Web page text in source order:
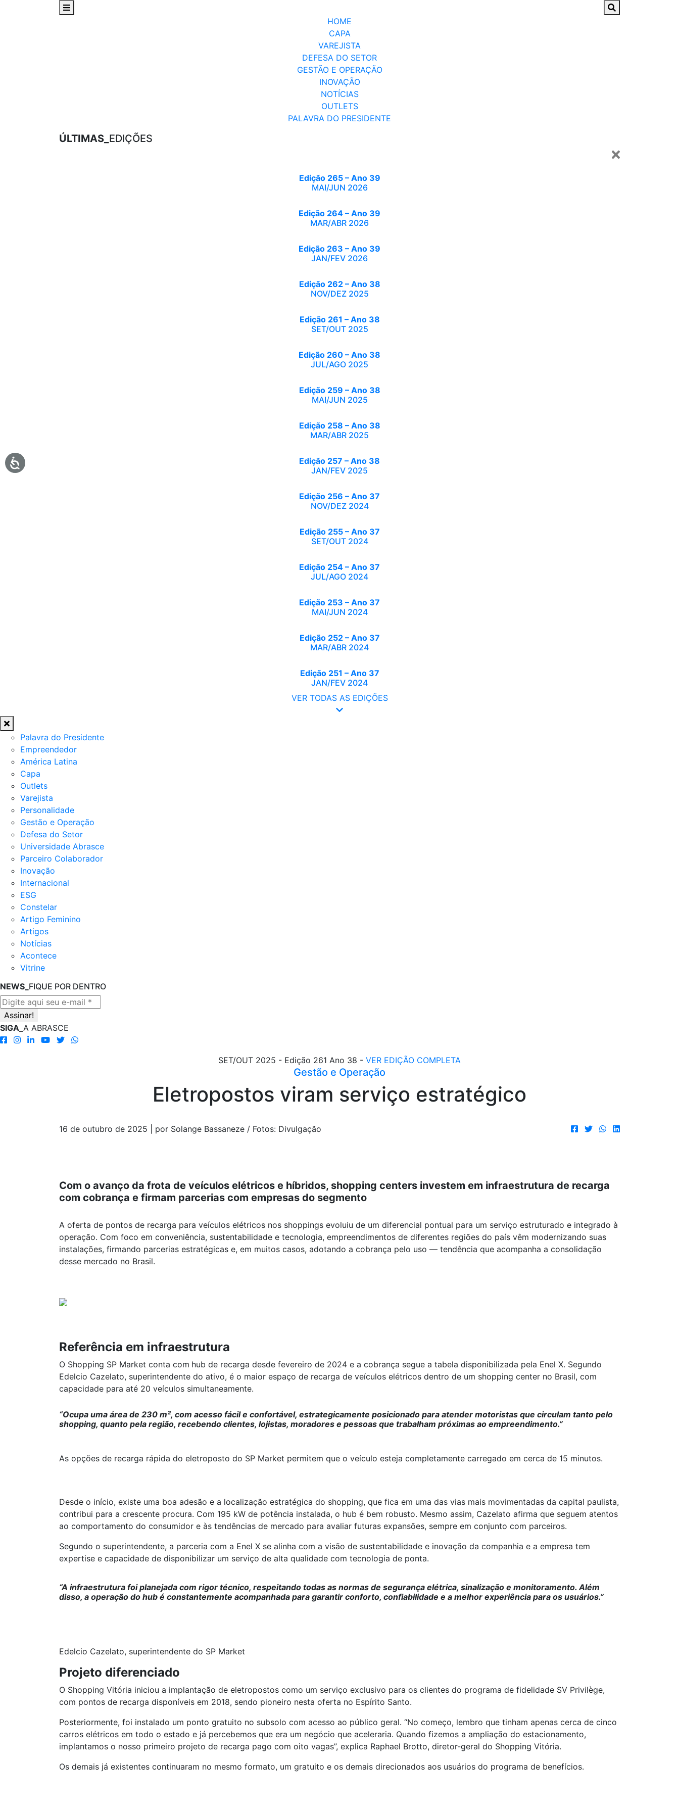
HOME
CAPA
VAREJISTA
DEFESA DO SETOR
GESTÃO E OPERAÇÃO
INOVAÇÃO
NOTÍCIAS
OUTLETS
PALAVRA DO PRESIDENTE
ÚLTIMAS_ EDIÇÕES
Edição 265 – Ano 39
MAI/JUN 2026
Edição 264 – Ano 39
MAR/ABR 2026
Edição 263 – Ano 39
JAN/FEV 2026
Edição 262 – Ano 38
NOV/DEZ 2025
Edição 261 – Ano 38
SET/OUT 2025
Edição 260 – Ano 38
JUL/AGO 2025
Edição 259 – Ano 38
MAI/JUN 2025
Edição 258 – Ano 38
MAR/ABR 2025
Edição 257 – Ano 38
JAN/FEV 2025
Edição 256 – Ano 37
NOV/DEZ 2024
Edição 255 – Ano 37
SET/OUT 2024
Edição 254 – Ano 37
JUL/AGO 2024
Edição 253 – Ano 37
MAI/JUN 2024
Edição 252 – Ano 37
MAR/ABR 2024
Edição 251 – Ano 37
JAN/FEV 2024
VER TODAS AS EDIÇÕES
Palavra do Presidente
Empreendedor
América Latina
Capa
Outlets
Varejista
Personalidade
Gestão e Operação
Defesa do Setor
Universidade Abrasce
Parceiro Colaborador
Inovação
Internacional
ESG
Constelar
Artigo Feminino
Artigos
Notícias
Acontece
Vitrine
NEWS_ FIQUE POR DENTRO
SIGA_ A ABRASCE
SET/OUT 2025 - Edição 261 Ano 38 - VER EDIÇÃO COMPLETA
Gestão e Operação
Eletropostos viram serviço estratégico
16 de outubro de 2025 | por Solange Bassaneze / Fotos: Divulgação
Com o avanço da frota de veículos elétricos e híbridos, shopping centers investem em infraestrutura de recarga
com cobrança e firmam parcerias com empresas do segmento
A oferta de pontos de recarga para veículos elétricos nos shoppings evoluiu de um diferencial pontual para um serviço estruturado e integrado à
operação. Com foco em conveniência, sustentabilidade e tecnologia, empreendimentos de diferentes regiões do país vêm modernizando suas
instalações, firmando parcerias estratégicas e, em muitos casos, adotando a cobrança pelo uso — tendência que acompanha a consolidação
desse mercado no Brasil.
Referência em infraestrutura
O Shopping SP Market conta com hub de recarga desde fevereiro de 2024 e a cobrança segue a tabela disponibilizada pela Enel X. Segundo
Edelcio Cazelato, superintendente do ativo, é o maior espaço de recarga de veículos elétricos dentro de um shopping center no Brasil, com
capacidade para até 20 veículos simultaneamente.
“Ocupa uma área de 230 m², com acesso fácil e confortável, estrategicamente posicionado para atender motoristas que circulam tanto pelo
shopping, quanto pela região, recebendo clientes, lojistas, moradores e pessoas que trabalham próximas ao empreendimento.”
As opções de recarga rápida do eletroposto do SP Market permitem que o veículo esteja completamente carregado em cerca de 15 minutos.
Desde o início, existe uma boa adesão e a localização estratégica do shopping, que fica em uma das vias mais movimentadas da capital paulista,
contribui para a crescente procura. Com 195 kW de potência instalada, o hub é bem robusto. Mesmo assim, Cazelato afirma que seguem atentos
ao comportamento do consumidor e às tendências de mercado para avaliar futuras expansões, sempre em conjunto com parceiros.
Segundo o superintendente, a parceria com a Enel X se alinha com a visão de sustentabilidade e inovação da companhia e a empresa tem
expertise e capacidade de disponibilizar um serviço de alta qualidade com tecnologia de ponta.
“A infraestrutura foi planejada com rigor técnico, respeitando todas as normas de segurança elétrica, sinalização e monitoramento. Além
disso, a operação do hub é constantemente acompanhada para garantir conforto, confiabilidade e a melhor experiência para os usuários.”
Edelcio Cazelato, superintendente do SP Market
Projeto diferenciado
O Shopping Vitória iniciou a implantação de eletropostos como um serviço exclusivo para os clientes do programa de fidelidade SV Privilège,
com pontos de recarga disponíveis em 2018, sendo pioneiro nesta oferta no Espírito Santo.
Posteriormente, foi instalado um ponto gratuito no subsolo com acesso ao público geral. “No começo, lembro que tinham apenas cerca de cinco
carros elétricos em todo o estado e já percebemos que era um negócio que aceleraria. Quando fizemos a ampliação do estacionamento,
implantamos o nosso primeiro projeto de recarga pago com oito vagas”, explica Raphael Brotto, diretor-geral do Shopping Vitória.
Os demais já existentes continuaram no mesmo formato, um gratuito e os demais direcionados aos usuários do programa de benefícios.